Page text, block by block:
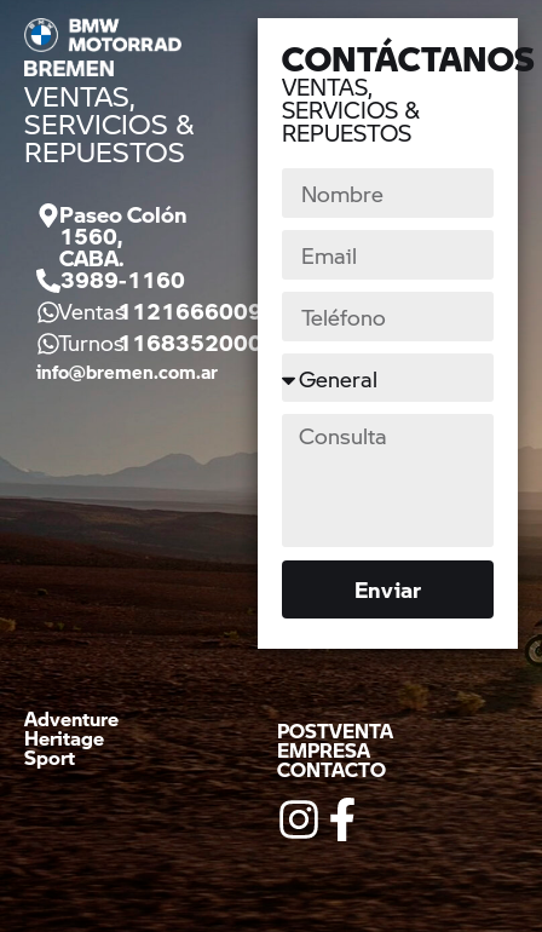
VENTAS,
SERVICIOS &
REPUESTOS
Paseo Colón
1560,
CABA.
3989-1160
Ventas1121666009
Turnos1168352000
info@bremen.com.ar
CONTÁCTANOS
VENTAS,
SERVICIOS &
REPUESTOS
Enviar
POSTVENTA
EMPRESA
CONTACTO
Adventure
Heritage
Sport